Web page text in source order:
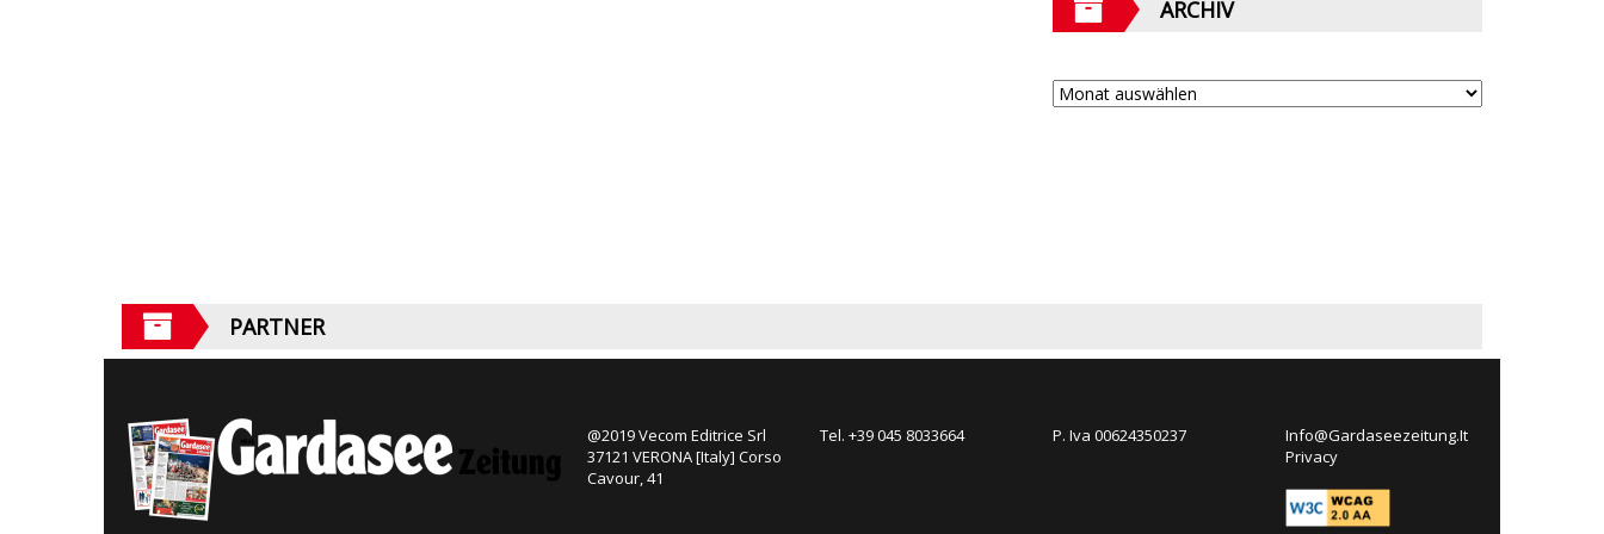
ARCHIV
PARTNER
@2019 Vecom Editrice Srl
37121 VERONA [Italy] Corso
Cavour, 41
Tel. +39 045 8033664 P. Iva 00624350237
Info@Gardaseezeitung.It
Privacy